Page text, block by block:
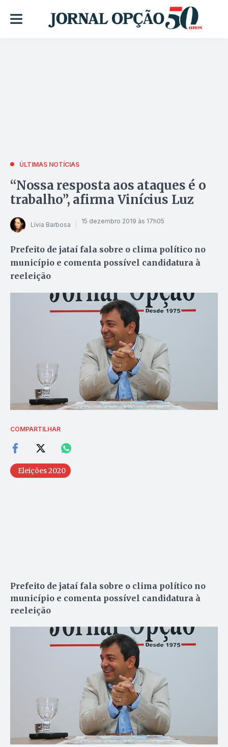
ÚLTIMAS NOTÍCIAS
“Nossa resposta aos ataques é o
trabalho”, afirma Vinícius Luz
Lívia Barbosa 15 dezembro 2019 às 17h05
Prefeito de jataí fala sobre o clima político no
município e comenta possível candidatura à
reeleição
COMPARTILHAR
Eleições 2020
Prefeito de jataí fala sobre o clima político no
município e comenta possível candidatura à
reeleição